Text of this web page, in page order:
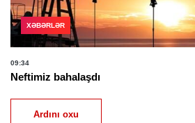
XƏBƏRLƏR
09:34
Neftimiz bahalaşdı
Ardını oxu